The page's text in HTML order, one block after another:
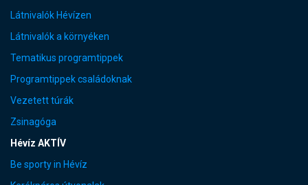
Látnivalók Hévízen
Látnivalók a környéken
Tematikus programtippek
Programtippek családoknak
Vezetett túrák
Zsinagóga
Hévíz AKTÍV
Be sporty in Hévíz